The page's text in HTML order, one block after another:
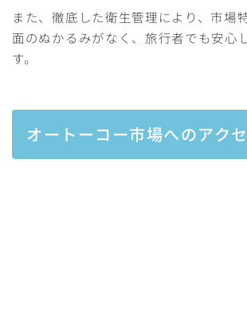
また、徹底した衛生管理により、市場
面のぬかるみがなく、旅行者でも安心
す。
オートーコー市場へのアク